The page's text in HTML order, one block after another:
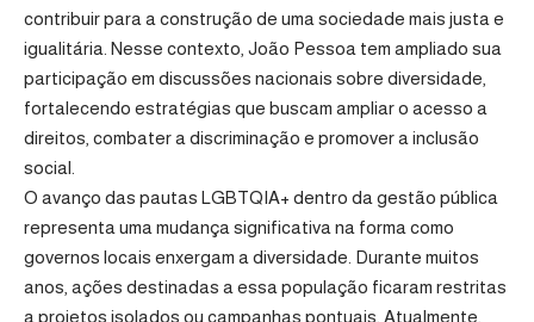
contribuir para a construção de uma sociedade mais justa e
igualitária. Nesse contexto, João Pessoa tem ampliado sua
participação em discussões nacionais sobre diversidade,
fortalecendo estratégias que buscam ampliar o acesso a
direitos, combater a discriminação e promover a inclusão
social.
O avanço das pautas LGBTQIA+ dentro da gestão pública
representa uma mudança significativa na forma como
governos locais enxergam a diversidade. Durante muitos
anos, ações destinadas a essa população ficaram restritas
a projetos isolados ou campanhas pontuais. Atualmente,